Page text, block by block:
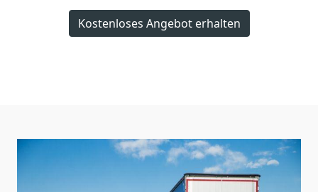
Kostenloses Angebot erhalten